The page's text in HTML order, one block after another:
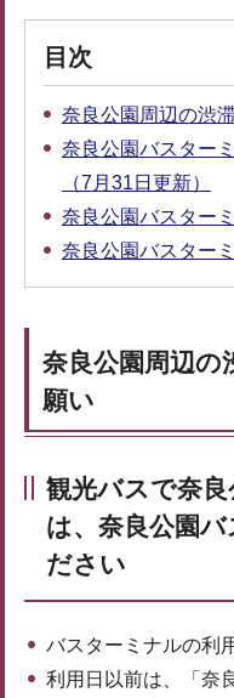
目次
奈良公園周辺の渋
奈良公園バスター
（7月31日更新）
奈良公園バスター
奈良公園バスター
奈良公園周辺の
願い
観光バスで奈
は、奈良公園
ださい
バスターミナルの利
利用日以前は、「奈